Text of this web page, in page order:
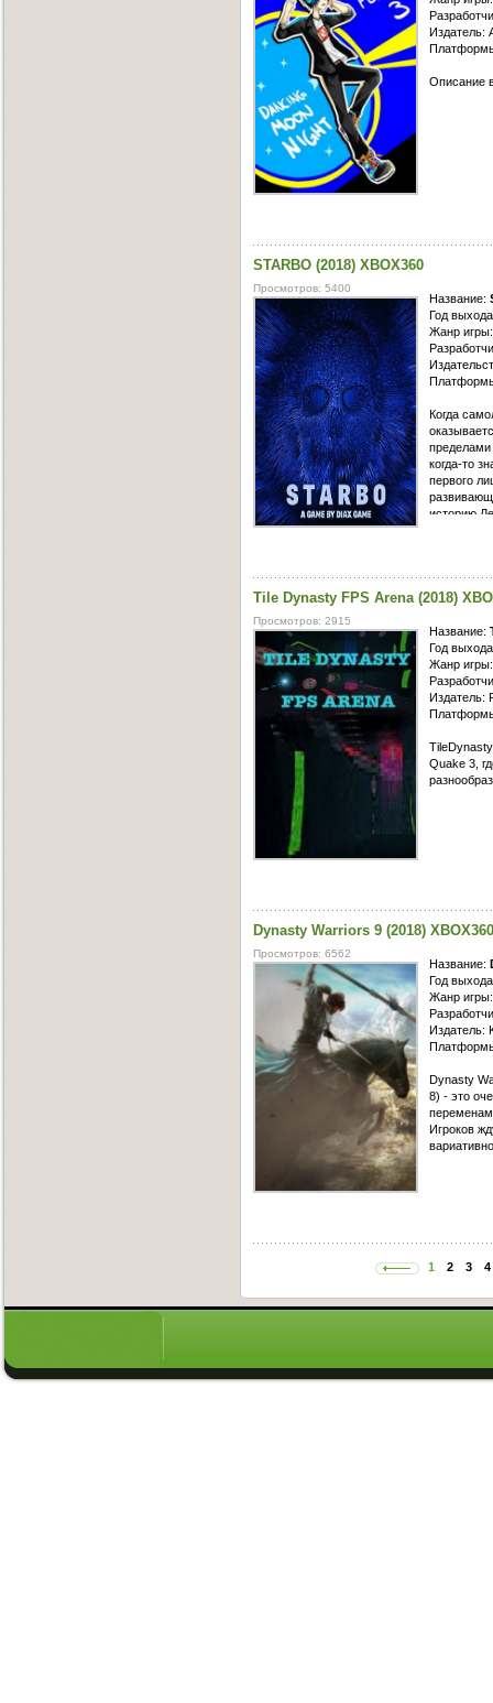
Издатель:
Описание
STARBO (2018) XBOX360
Просмотров: 5400
Название:
Год
Жанр
Когда
пределами
когда-то
первого
историю
Tile Dynasty FPS Arena (2018)
Просмотров: 2915
Название:
Год
Жанр
Издатель:
Quake 3,
Dynasty Warriors 9 (2018) XBOX360
Просмотров: 6562
Название:
Год
Жанр
Издатель:
Dynasty
8) - это
Игроков
1 2 3 4